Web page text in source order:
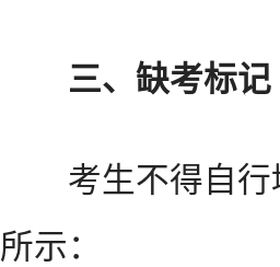
三、缺考标记
考生不得自行
所示：